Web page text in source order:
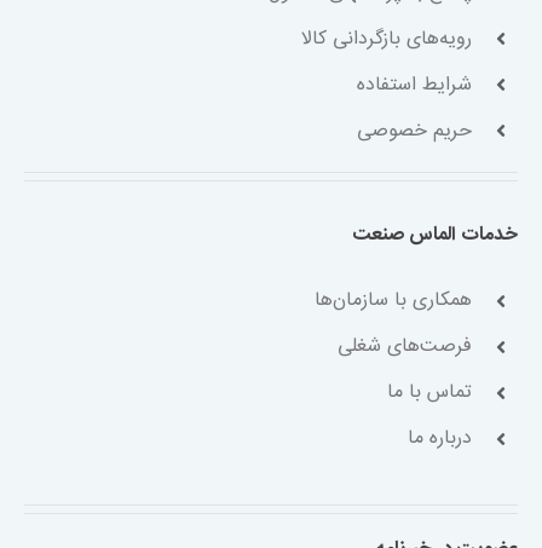
رویه‌های بازگردانی کالا
شرایط استفاده
حریم خصوصی
خدمات الماس صنعت
همکاری با سازمان‌ها
فرصت‌های شغلی
تماس با ما
درباره ما